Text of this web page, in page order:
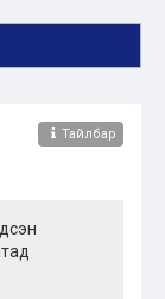
Тайлбар